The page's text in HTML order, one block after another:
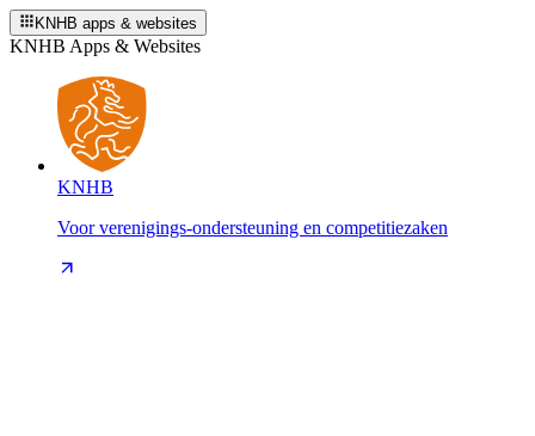
KNHB apps & websites
KNHB Apps & Websites
KNHB
Voor verenigings-ondersteuning en competitiezaken